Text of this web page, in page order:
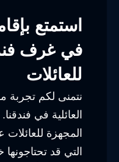
استمتع
في غرف
للعائلات
نتمنى لكم تجربة
العائلية في
المجهزة
التي قد